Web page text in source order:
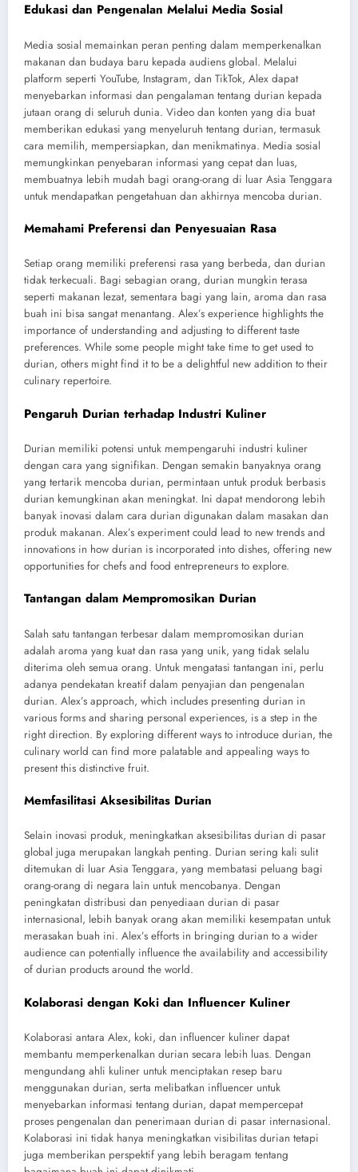
Edukasi dan Pengenalan Melalui Media Sosial
Media sosial memainkan peran penting dalam memperkenalkan
makanan dan budaya baru kepada audiens global. Melalui
platform seperti YouTube, Instagram, dan TikTok, Alex dapat
menyebarkan informasi dan pengalaman tentang durian kepada
jutaan orang di seluruh dunia. Video dan konten yang dia buat
memberikan edukasi yang menyeluruh tentang durian, termasuk
cara memilih, mempersiapkan, dan menikmatinya. Media sosial
memungkinkan penyebaran informasi yang cepat dan luas,
membuatnya lebih mudah bagi orang-orang di luar Asia Tenggara
untuk mendapatkan pengetahuan dan akhirnya mencoba durian.
Memahami Preferensi dan Penyesuaian Rasa
Setiap orang memiliki preferensi rasa yang berbeda, dan durian
tidak terkecuali. Bagi sebagian orang, durian mungkin terasa
seperti makanan lezat, sementara bagi yang lain, aroma dan rasa
buah ini bisa sangat menantang. Alex’s experience highlights the
importance of understanding and adjusting to different taste
preferences. While some people might take time to get used to
durian, others might find it to be a delightful new addition to their
culinary repertoire.
Pengaruh Durian terhadap Industri Kuliner
Durian memiliki potensi untuk mempengaruhi industri kuliner
dengan cara yang signifikan. Dengan semakin banyaknya orang
yang tertarik mencoba durian, permintaan untuk produk berbasis
durian kemungkinan akan meningkat. Ini dapat mendorong lebih
banyak inovasi dalam cara durian digunakan dalam masakan dan
produk makanan. Alex’s experiment could lead to new trends and
innovations in how durian is incorporated into dishes, offering new
opportunities for chefs and food entrepreneurs to explore.
Tantangan dalam Mempromosikan Durian
Salah satu tantangan terbesar dalam mempromosikan durian
adalah aroma yang kuat dan rasa yang unik, yang tidak selalu
diterima oleh semua orang. Untuk mengatasi tantangan ini, perlu
adanya pendekatan kreatif dalam penyajian dan pengenalan
durian. Alex’s approach, which includes presenting durian in
various forms and sharing personal experiences, is a step in the
right direction. By exploring different ways to introduce durian, the
culinary world can find more palatable and appealing ways to
present this distinctive fruit.
Memfasilitasi Aksesibilitas Durian
Selain inovasi produk, meningkatkan aksesibilitas durian di pasar
global juga merupakan langkah penting. Durian sering kali sulit
ditemukan di luar Asia Tenggara, yang membatasi peluang bagi
orang-orang di negara lain untuk mencobanya. Dengan
peningkatan distribusi dan penyediaan durian di pasar
internasional, lebih banyak orang akan memiliki kesempatan untuk
merasakan buah ini. Alex’s efforts in bringing durian to a wider
audience can potentially influence the availability and accessibility
of durian products around the world.
Kolaborasi dengan Koki dan Influencer Kuliner
Kolaborasi antara Alex, koki, dan influencer kuliner dapat
membantu memperkenalkan durian secara lebih luas. Dengan
mengundang ahli kuliner untuk menciptakan resep baru
menggunakan durian, serta melibatkan influencer untuk
menyebarkan informasi tentang durian, dapat mempercepat
proses pengenalan dan penerimaan durian di pasar internasional.
Kolaborasi ini tidak hanya meningkatkan visibilitas durian tetapi
juga memberikan perspektif yang lebih beragam tentang